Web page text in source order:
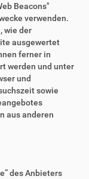
Beacons"
verwenden.
wie der
ausgewertet
ferner in
werden und unter
und
sowie
aus anderen
des Anbieters